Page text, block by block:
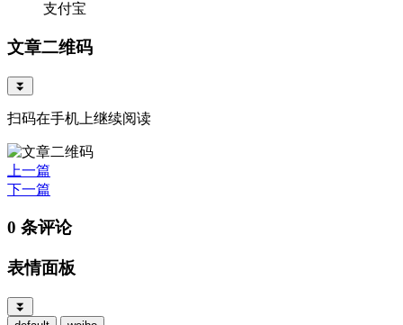
支付宝
文章二维码
⏬
扫码在手机上继续阅读
上一篇
下一篇
0 条评论
表情面板
⏬